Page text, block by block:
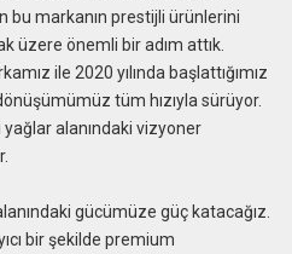
bu markanın prestijli ürünlerini
üzere önemli bir adım attık.
ile 2020 yılında başlattığımız
tüm hızıyla sürüyor.
alanındaki vizyoner
gücümüze güç katacağız.
bir şekilde premium